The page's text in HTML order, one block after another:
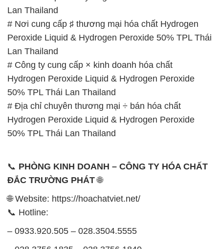
Lan Thailand
# Nơi cung cấp ♯ thương mại hóa chất Hydrogen
Peroxide Liquid & Hydrogen Peroxide 50% TPL Thái
Lan Thailand
# Công ty cung cấp × kinh doanh hóa chất
Hydrogen Peroxide Liquid & Hydrogen Peroxide
50% TPL Thái Lan Thailand
# Địa chỉ chuyên thương mại ÷ bán hóa chất
Hydrogen Peroxide Liquid & Hydrogen Peroxide
50% TPL Thái Lan Thailand
📞 PHÒNG KINH DOANH – CÔNG TY HÓA CHẤT
ĐẮC TRƯỜNG PHÁT🌐
🌐 Website: https://hoachatviet.net/
📞 Hotline:
– 0933.920.505 – 028.3504.5555